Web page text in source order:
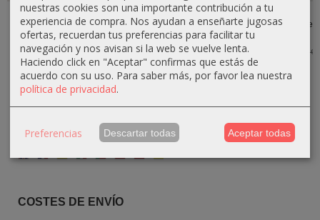
IDIOMA
COSTES DE ENVÍO
Set de 3
Utensilios de
Cocina de...
24,30 €27,00 €
Manos para
Ensalada de
Madera de...
21,25 €25,00 €
Juego de
Utensilios para
Ensalada de...
22,10 €26,00 €
Set de
Utensilios de
25,00 €
nuestras cookies son una importante contribución a tu
experiencia de compra. Nos ayudan a enseñarte jugosas
ofertas, recuerdan tus preferencias para facilitar tu
navegación y nos avisan si la web se vuelve lenta.
Haciendo click en "Aceptar" confirmas que estás de
acuerdo con su uso. Para saber más, por favor lea nuestra
política de privacidad.
Preferencias Descartar todas Aceptar todas